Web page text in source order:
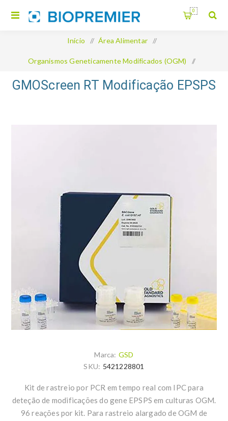
0
Início / Área Alimentar /
Organismos Geneticamente Modificados (OGM) /
GMOScreen RT Modificação EPSPS
GMOScreen RT Modificação EPSPS
Marca: GSD
SKU: 5421228801
Kit de rastreio por PCR em tempo real com IPC para
deteção de modificações do gene EPSPS em culturas OGM.
96 reações por kit. Para rastreio alargado de OGM de